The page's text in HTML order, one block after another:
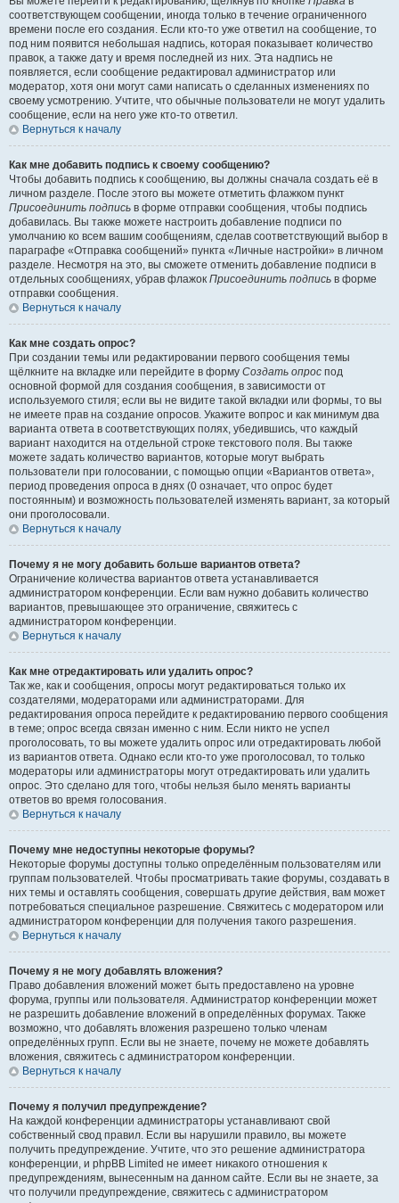
соответствующем сообщении, иногда только в течение ограниченного
времени после его создания. Если кто-то уже ответил на сообщение, то
под ним появится небольшая надпись, которая показывает количество
правок, а также дату и время последней из них. Эта надпись не
появляется, если сообщение редактировал администратор или
модератор, хотя они могут сами написать о сделанных изменениях по
своему усмотрению. Учтите, что обычные пользователи не могут удалить
сообщение, если на него уже кто-то ответил.
Вернуться к началу
Как мне добавить подпись к своему сообщению?
Чтобы добавить подпись к сообщению, вы должны сначала создать её в
личном разделе. После этого вы можете отметить флажком пункт
Присоединить подпись в форме отправки сообщения, чтобы подпись
добавилась. Вы также можете настроить добавление подписи по
умолчанию ко всем вашим сообщениям, сделав соответствующий выбор в
параграфе «Отправка сообщений» пункта «Личные настройки» в личном
разделе. Несмотря на это, вы сможете отменить добавление подписи в
отдельных сообщениях, убрав флажок Присоединить подпись в форме
отправки сообщения.
Вернуться к началу
Как мне создать опрос?
При создании темы или редактировании первого сообщения темы
щёлкните на вкладке или перейдите в форму Создать опрос под
основной формой для создания сообщения, в зависимости от
используемого стиля; если вы не видите такой вкладки или формы, то вы
не имеете прав на создание опросов. Укажите вопрос и как минимум два
варианта ответа в соответствующих полях, убедившись, что каждый
вариант находится на отдельной строке текстового поля. Вы также
можете задать количество вариантов, которые могут выбрать
пользователи при голосовании, с помощью опции «Вариантов ответа»,
период проведения опроса в днях (0 означает, что опрос будет
постоянным) и возможность пользователей изменять вариант, за который
они проголосовали.
Вернуться к началу
Почему я не могу добавить больше вариантов ответа?
Ограничение количества вариантов ответа устанавливается
администратором конференции. Если вам нужно добавить количество
вариантов, превышающее это ограничение, свяжитесь с
администратором конференции.
Вернуться к началу
Как мне отредактировать или удалить опрос?
Так же, как и сообщения, опросы могут редактироваться только их
создателями, модераторами или администраторами. Для
редактирования опроса перейдите к редактированию первого сообщения
в теме; опрос всегда связан именно с ним. Если никто не успел
проголосовать, то вы можете удалить опрос или отредактировать любой
из вариантов ответа. Однако если кто-то уже проголосовал, то только
модераторы или администраторы могут отредактировать или удалить
опрос. Это сделано для того, чтобы нельзя было менять варианты
ответов во время голосования.
Вернуться к началу
Почему мне недоступны некоторые форумы?
Некоторые форумы доступны только определённым пользователям или
группам пользователей. Чтобы просматривать такие форумы, создавать в
них темы и оставлять сообщения, совершать другие действия, вам может
потребоваться специальное разрешение. Свяжитесь с модератором или
администратором конференции для получения такого разрешения.
Вернуться к началу
Почему я не могу добавлять вложения?
Право добавления вложений может быть предоставлено на уровне
форума, группы или пользователя. Администратор конференции может
не разрешить добавление вложений в определённых форумах. Также
возможно, что добавлять вложения разрешено только членам
определённых групп. Если вы не знаете, почему не можете добавлять
вложения, свяжитесь с администратором конференции.
Вернуться к началу
Почему я получил предупреждение?
На каждой конференции администраторы устанавливают свой
собственный свод правил. Если вы нарушили правило, вы можете
получить предупреждение. Учтите, что это решение администратора
конференции, и phpBB Limited не имеет никакого отношения к
предупреждениям, вынесенным на данном сайте. Если вы не знаете, за
что получили предупреждение, свяжитесь с администратором